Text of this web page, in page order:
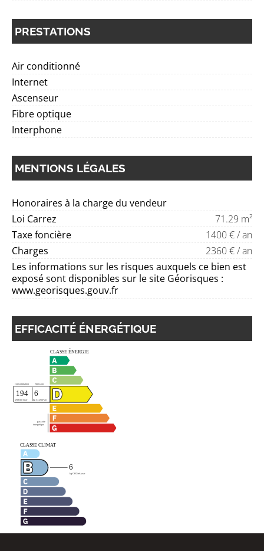
PRESTATIONS
Air conditionné
Internet
Ascenseur
Fibre optique
Interphone
MENTIONS LÉGALES
Honoraires à la charge du vendeur
Loi Carrez
71.29 m²
Taxe foncière
1400 € / an
Charges
2360 € / an
Les informations sur les risques auxquels ce bien est
exposé sont disponibles sur le site Géorisques :
www.georisques.gouv.fr
EFFICACITÉ ÉNERGÉTIQUE